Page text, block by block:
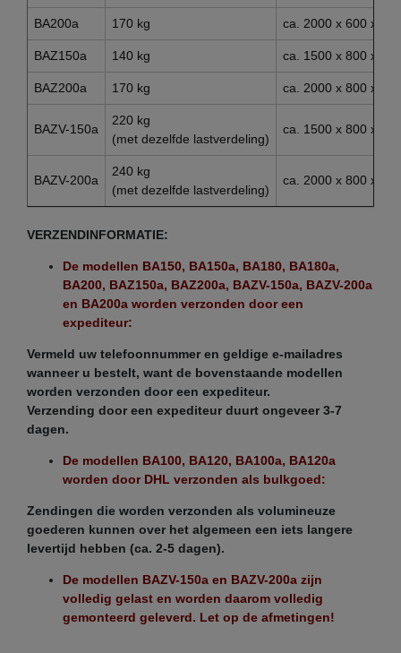
BA200a 170 kg ca. 2000 x 600 x
BAZ150a 140 kg ca. 1500 x 800 x
BAZ200a 170 kg ca. 2000 x 800 x
BAZV-150a
220 kg
(met dezelfde lastverdeling)
ca. 1500 x 800 x
BAZV-200a
240 kg
(met dezelfde lastverdeling)
ca. 2000 x 800 x
VERZENDINFORMATIE:
De modellen BA150, BA150a, BA180, BA180a,
BA200, BAZ150a, BAZ200a, BAZV-150a, BAZV-200a
en BA200a worden verzonden door een
expediteur:
Vermeld uw telefoonnummer en geldige e-mailadres
wanneer u bestelt, want de bovenstaande modellen
worden verzonden door een expediteur.
Verzending door een expediteur duurt ongeveer 3-7
dagen.
De modellen BA100, BA120, BA100a, BA120a
worden door DHL verzonden als bulkgoed:
Zendingen die worden verzonden als volumineuze
goederen kunnen over het algemeen een iets langere
levertijd hebben (ca. 2-5 dagen).
De modellen BAZV-150a en BAZV-200a zijn
volledig gelast en worden daarom volledig
gemonteerd geleverd. Let op de afmetingen!